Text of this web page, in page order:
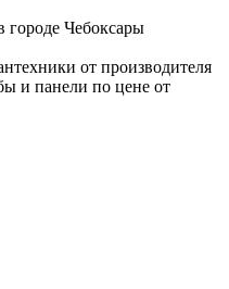
городе Чебоксары
от производителя
и панели по цене от